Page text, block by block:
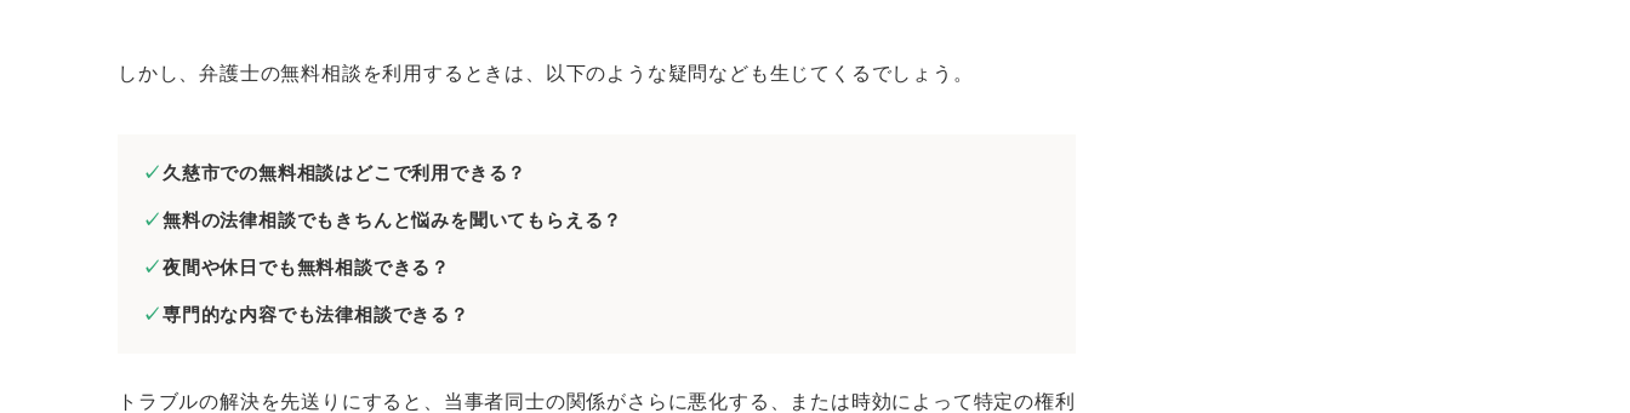
久慈市の弁護士にネットトラブルの無料法律相談をしたいとき
経歴の長い弁護士を選ぶ
しかし、弁護士の無料相談を利用するときは、以下のような疑問なども生じてくるでしょう。
久慈市での無料相談はどこで利用できる？
無料の法律相談でもきちんと悩みを聞いてもらえる？
夜間や休日でも無料相談できる？
専門的な内容でも法律相談できる？
トラブルの解決を先送りにすると、当事者同士の関係がさらに悪化する、または時効によって特定の権利